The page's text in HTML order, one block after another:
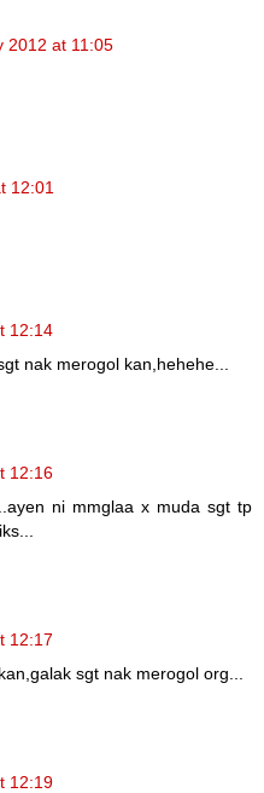
2012 at 11:05
12:01
12:14
nak merogol kan,hehehe...
12:16
ni mmglaa x muda sgt tp
12:17
sgt nak merogol org...
12:19